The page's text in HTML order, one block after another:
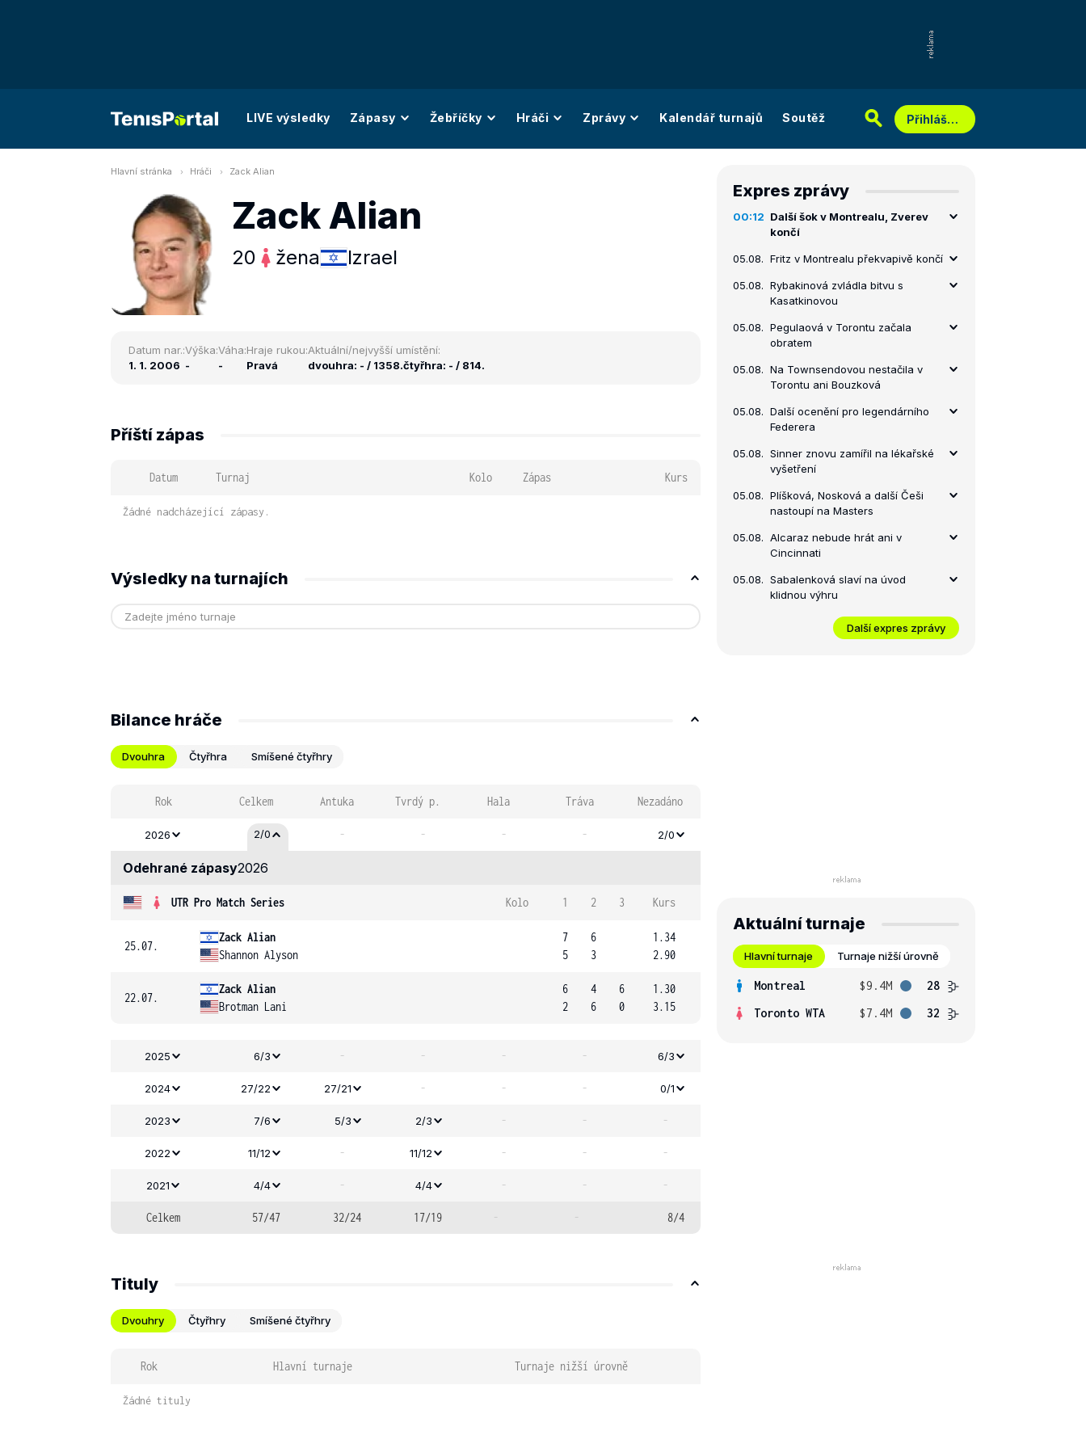
LIVE výsledky Zápasy Žebříčky Hráči Zprávy Kalendář turnajů Soutěž Přihlášení
Hlavní stránka Hráči Zack Alian
Zack Alian
20 žena Izrael
Datum nar.:
1. 1. 2006
Výška:
-
Váha:
-
Hraje rukou:
Pravá
Aktuální/nejvyšší umístění:
dvouhra: - / 1358.čtyřhra: - / 814.
Příští zápas
Datum Turnaj Kolo Zápas Kurs
Žádné nadcházející zápasy.
Výsledky na turnajích
Bilance hráče
Dvouhra Čtyřhra Smíšené čtyřhry
Rok Celkem Antuka Tvrdý p. Hala Tráva Nezadáno
2026 2/0 - - - - 2/0
Odehrané zápasy2026
UTR Pro Match Series Kolo 1 2 3 Kurs
25.07.
Zack Alian
Shannon Alyson
7
5
6
3
1.34
2.90
22.07.
Zack Alian
Brotman Lani
6
2
4
6
6
0
1.30
3.15
2025 6/3 - - - - 6/3
2024 27/22 27/21 - - - 0/1
2023 7/6 5/3 2/3 - - -
2022 11/12 - 11/12 - - -
2021 4/4 - 4/4 - - -
Celkem 57/47 32/24 17/19 - - 8/4
Tituly
Dvouhry Čtyřhry Smíšené čtyřhry
Rok Hlavní turnaje Turnaje nižší úrovně
Žádné tituly
Expres zprávy
00:12 Další šok v Montrealu, Zverev
končí
05.08. Fritz v Montrealu překvapivě končí
05.08. Rybakinová zvládla bitvu s
Kasatkinovou
05.08. Pegulaová v Torontu začala
obratem
05.08. Na Townsendovou nestačila v
Torontu ani Bouzková
05.08. Další ocenění pro legendárního
Federera
05.08. Sinner znovu zamířil na lékařské
vyšetření
05.08. Plíšková, Nosková a další Češi
nastoupí na Masters
05.08. Alcaraz nebude hrát ani v
Cincinnati
05.08. Sabalenková slaví na úvod
klidnou výhru
Další expres zprávy
Aktuální turnaje
Hlavní turnaje Turnaje nižší úrovně
Montreal $9.4M
28
Toronto WTA
$7.4M 32